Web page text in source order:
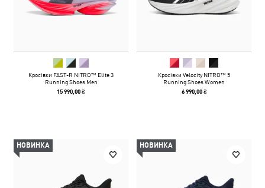
Кросівки FAST-R NITRO™ Elite 3
Running Shoes Men
15 990,00 ₴
Кросівки Velocity NITRO™ 5
Running Shoes Women
6 990,00 ₴
НОВИНКА НОВИНКА